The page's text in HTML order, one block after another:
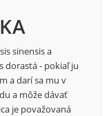
sinensisa
dorastá - pokiaľ ju
a darí sa mu v
a môže dávať
je považovaná